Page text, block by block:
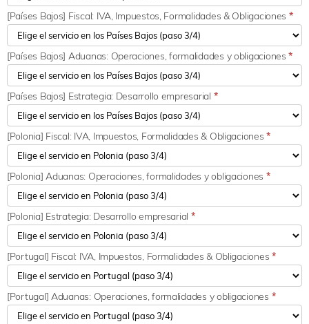
[Países Bajos] Fiscal: IVA, Impuestos, Formalidades & Obligaciones *
[Países Bajos] Aduanas: Operaciones, formalidades y obligaciones*
[Países Bajos] Estrategia: Desarrollo empresarial *
[Polonia] Fiscal: IVA, Impuestos, Formalidades & Obligaciones*
[Polonia] Aduanas: Operaciones, formalidades y obligaciones *
[Polonia] Estrategia: Desarrollo empresarial *
[Portugal] Fiscal: IVA, Impuestos, Formalidades & Obligaciones *
[Portugal] Aduanas: Operaciones, formalidades y obligaciones *